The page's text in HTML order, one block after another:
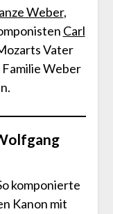
Weber,
Carl
Vater
Familie Weber
komponierte
Kanon mit